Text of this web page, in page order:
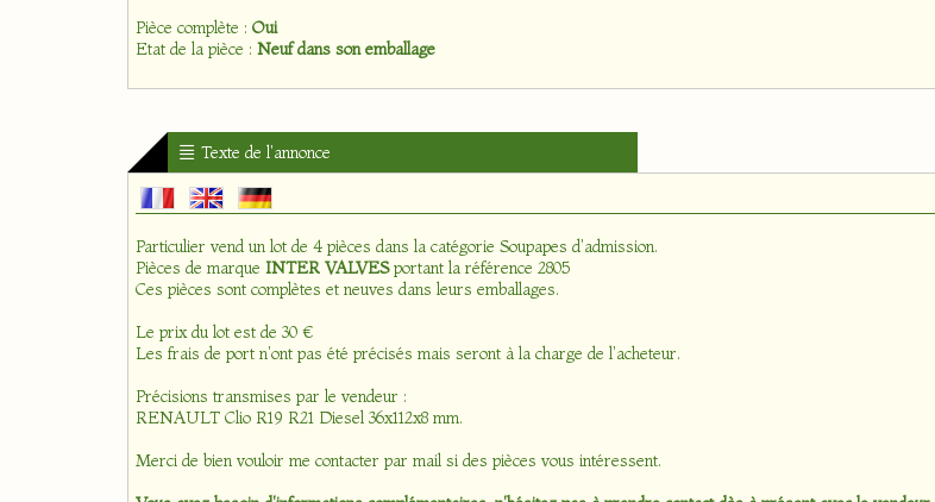
Pièce complète : Oui
Etat de la pièce : Neuf dans son emballage
Texte de l'annonce
Particulier vend un lot de 4 pièces dans la catégorie Soupapes d'admission.
Pièces de marque INTER VALVESportant la référence 2805
Ces pièces sont complètes et neuves dans leurs emballages.
Le prix du lot est de 30 €
Les frais de port n'ont pas été précisés mais seront à la charge de l'acheteur.
Précisions transmises par le vendeur :
RENAULT Clio R19 R21 Diesel 36x112x8 mm.
Merci de bien vouloir me contacter par mail si des pièces vous intéressent.